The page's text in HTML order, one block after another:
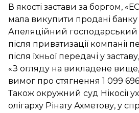
В якості застави за боргом,
мала викупити продані банку
Апеляційний господарський
після приватизації компанії
після їхньої передачі у
«З огляду на викладене
вимог про стягнення 1 099
Також окружний суд Нікосії
олігарху Рінату Ахметову, у